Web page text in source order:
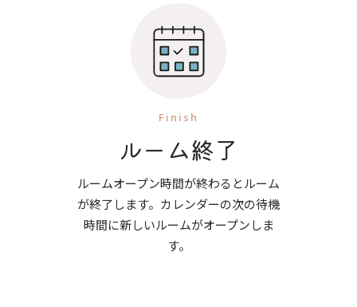
Finish
ルーム終了
ルームオープン時間が終わるとルーム
が終了します。カレンダーの次の待機
時間に新しいルームがオープンしま
す。